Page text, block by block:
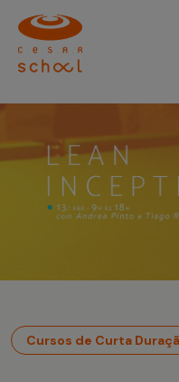
Cursos de Curta